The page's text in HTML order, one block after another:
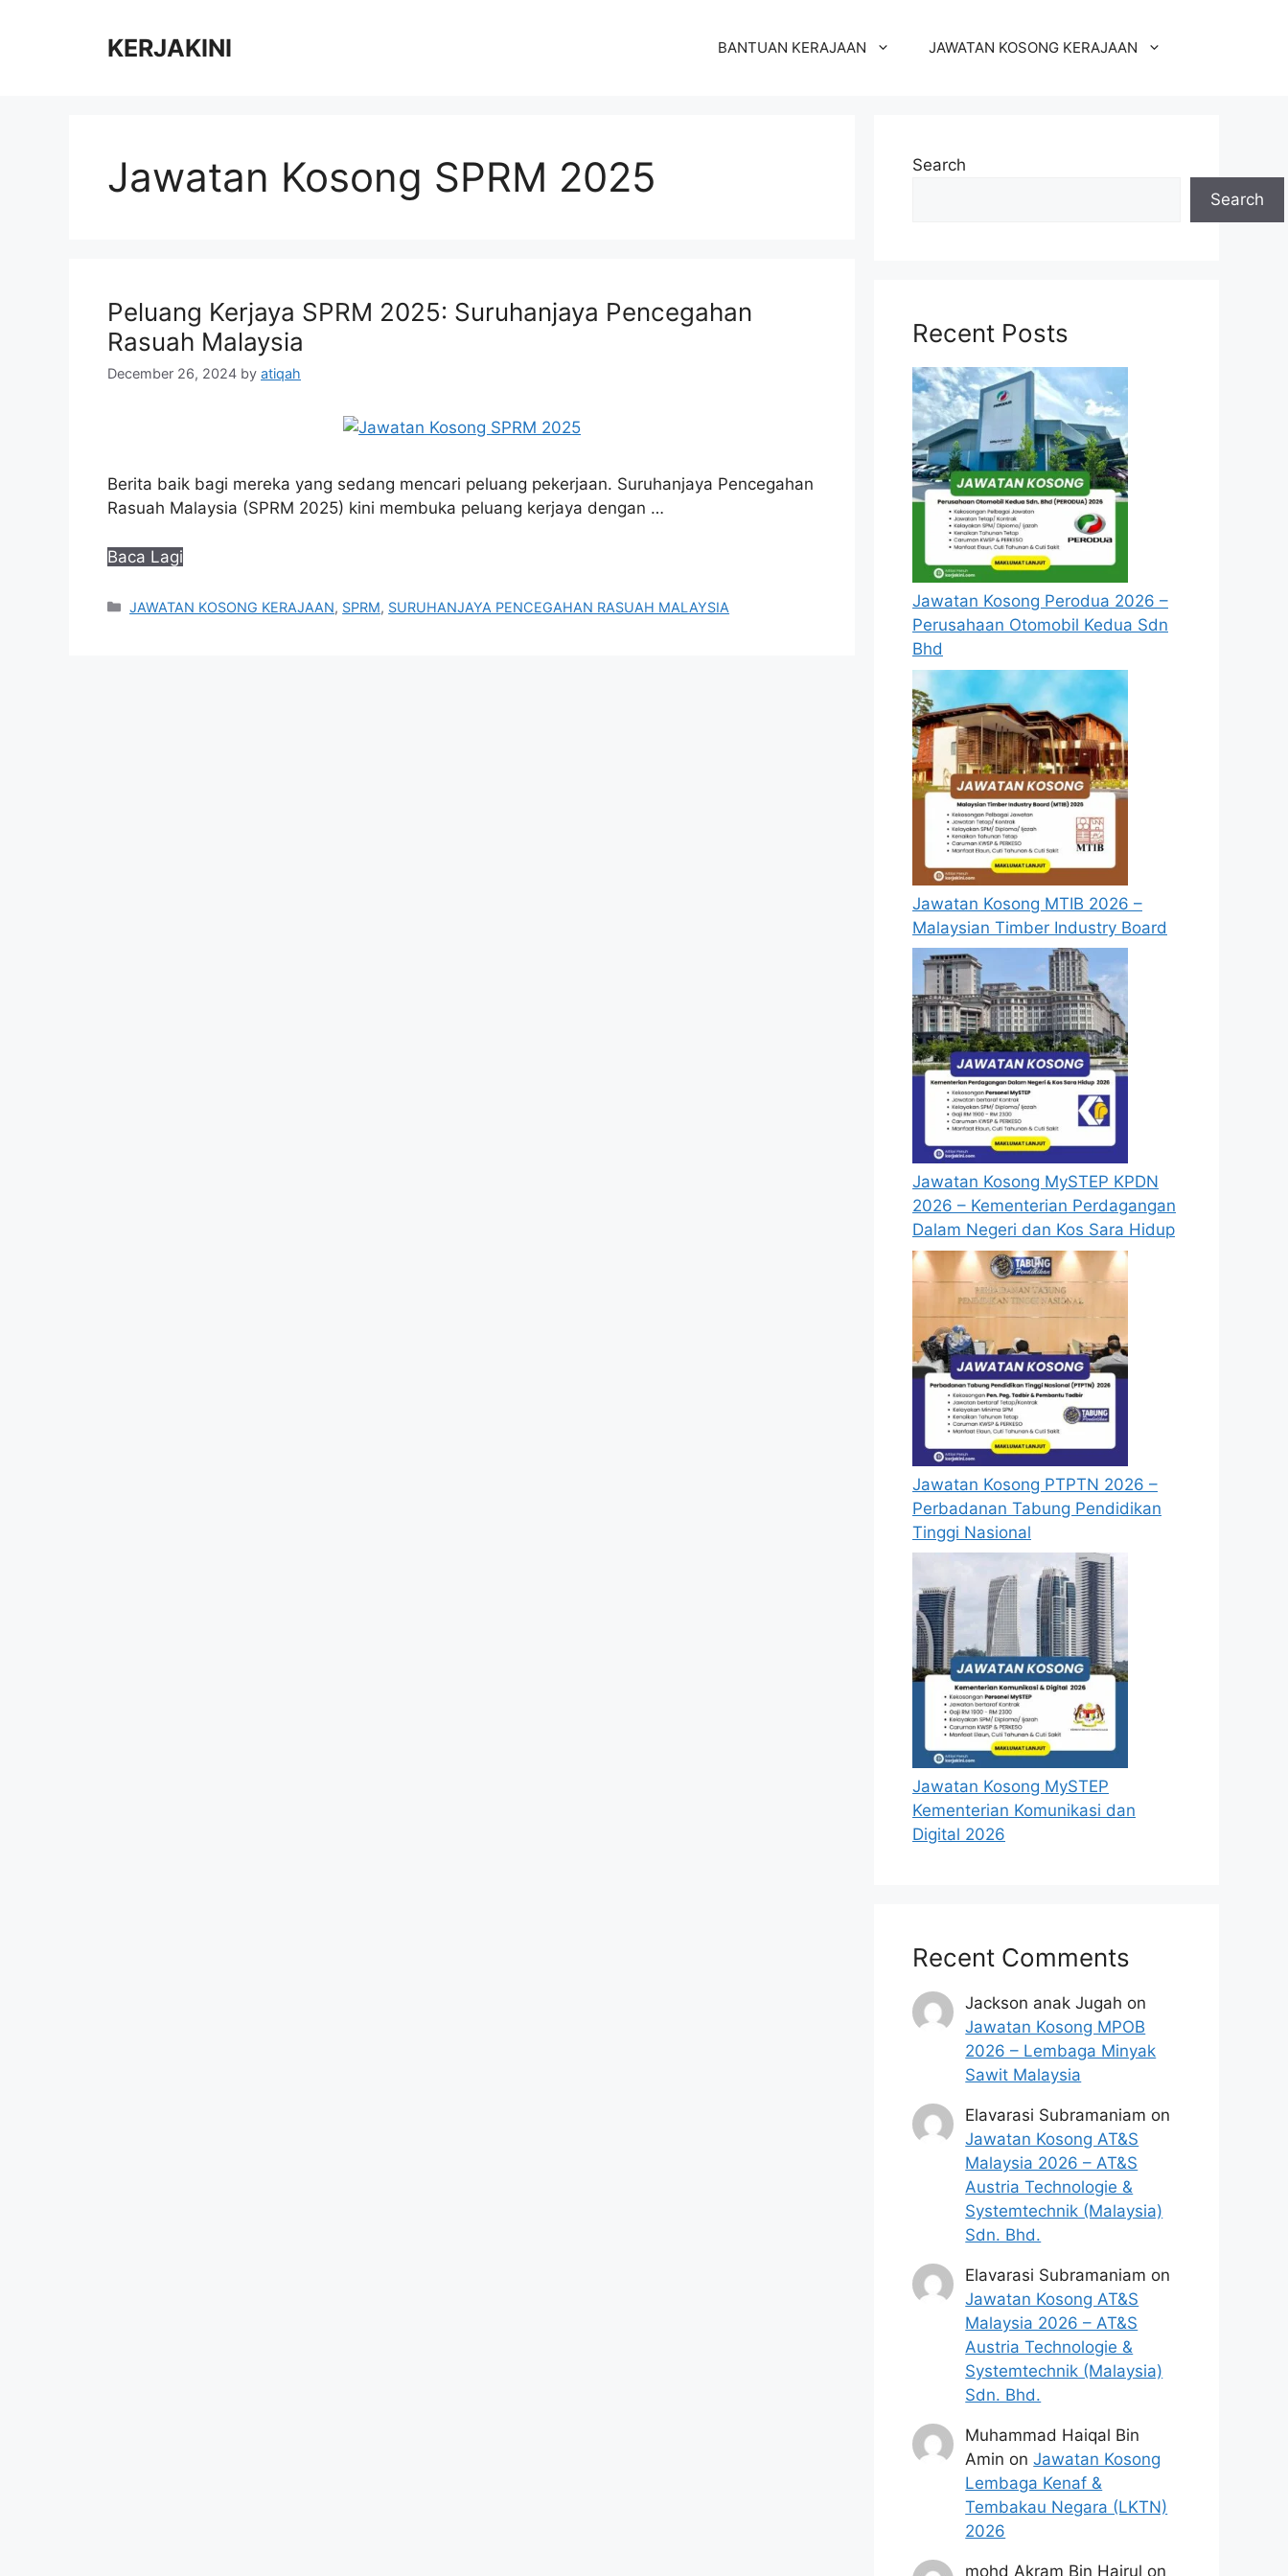
KERJAKINI BANTUAN KERAJAAN JAWATAN KOSONG KERAJAAN
Jawatan Kosong SPRM 2025
Peluang Kerjaya SPRM 2025: Suruhanjaya Pencegahan
Rasuah Malaysia
December 26, 2024 by atiqah
Berita baik bagi mereka yang sedang mencari peluang pekerjaan. Suruhanjaya Pencegahan
Rasuah Malaysia (SPRM 2025) kini membuka peluang kerjaya dengan …
Baca Lagi
Categories
JAWATAN KOSONG KERAJAAN, SPRM, SURUHANJAYA PENCEGAHAN RASUAH MALAYSIA
Search
Search
Recent Posts
Jawatan Kosong Perodua 2026 –
Perusahaan Otomobil Kedua Sdn
Bhd
Jawatan Kosong MTIB 2026 –
Malaysian Timber Industry Board
Jawatan Kosong MySTEP KPDN
2026 – Kementerian Perdagangan
Dalam Negeri dan Kos Sara Hidup
Jawatan Kosong PTPTN 2026 –
Perbadanan Tabung Pendidikan
Tinggi Nasional
Jawatan Kosong MySTEP
Kementerian Komunikasi dan
Digital 2026
Recent Comments
Jackson anak Jugah on
Jawatan Kosong MPOB
2026 – Lembaga Minyak
Sawit Malaysia
Elavarasi Subramaniam on
Jawatan Kosong AT&S
Malaysia 2026 – AT&S
Austria Technologie &
Systemtechnik (Malaysia)
Sdn. Bhd.
Elavarasi Subramaniam on
Jawatan Kosong AT&S
Malaysia 2026 – AT&S
Austria Technologie &
Systemtechnik (Malaysia)
Sdn. Bhd.
Muhammad Haiqal Bin
Amin onJawatan Kosong
Lembaga Kenaf &
Tembakau Negara (LKTN)
2026
mohd Akram Bin Hairul on